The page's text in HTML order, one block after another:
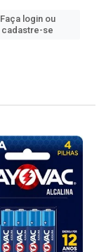
Faça login ou
cadastre-se